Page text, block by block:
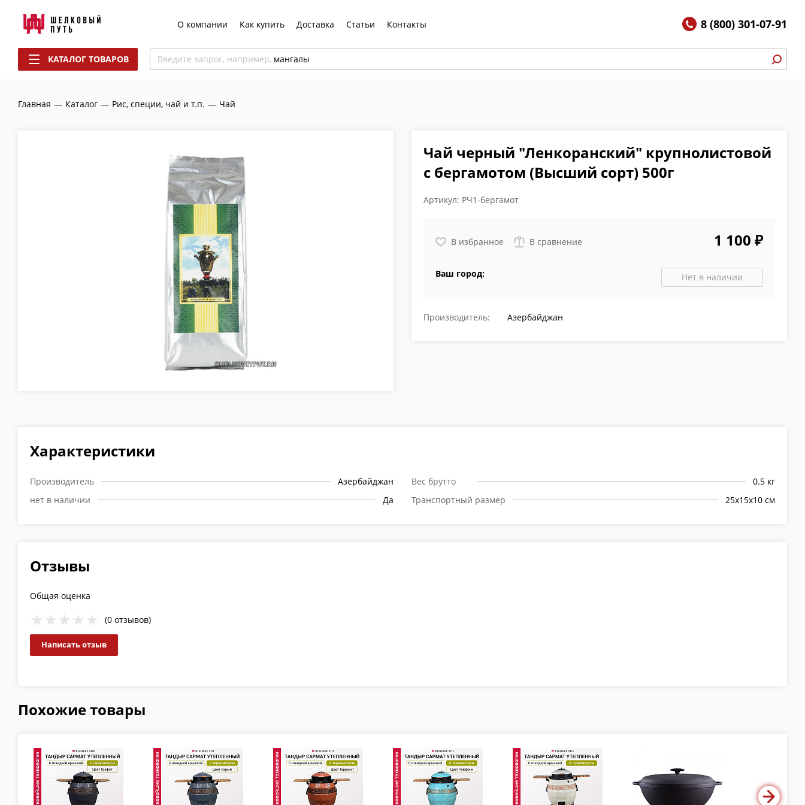
О компании Как купить Доставка Статьи Контакты 8 (800) 301-07-91
КАТАЛОГ ТОВАРОВ Введите запрос, например, мангалы
Главная — Каталог — Рис, специи, чай и т.п. — Чай
Чай черный "Ленкоранский" крупнолистовой
с бергамотом (Высший сорт) 500г
Артикул: РЧ1-бергамот
В избранное В сравнение 1 100 ₽
Ваш город: Нет в наличии
Производитель: Азербайджан
Характеристики
Производитель
Азербайджан
нет в наличии
Да
Вес брутто
0.5 кг
Транспортный размер
25х15х10 см
Отзывы
Общая оценка
(0 отзывов)
Написать отзыв
Похожие товары